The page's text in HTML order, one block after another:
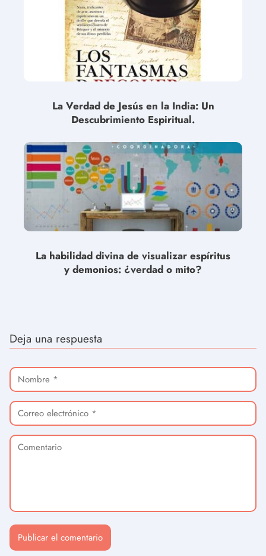
La Verdad de Jesús en la India: Un
Descubrimiento Espiritual.
La habilidad divina de visualizar espíritus
y demonios: ¿verdad o mito?
Deja una respuesta